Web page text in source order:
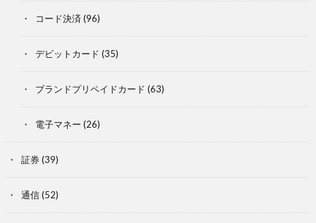
コード決済 (96)
デビットカード (35)
ブランドプリペイドカード (63)
電子マネー (26)
証券(39)
通信(52)